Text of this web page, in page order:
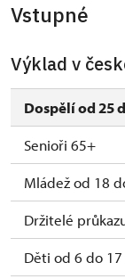
Vstupné
Výklad v
Dospělí od 25
Senioři 65+
Mládež od 18
Držitelé
Děti od 6 do